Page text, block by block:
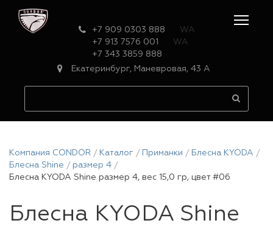
+7 909 0303 888
WA
+7 913 7576 001
WA
+7 343 3859 888
Екатеринбург, Маневровая, 43 А
Компания CONDOR Каталог Приманки
Блесна KYODA
Блесна Shine
размер 4
Блесна KYODA Shine размер 4, вес 15,0 гр, цвет #06
Блесна KYODA Shine